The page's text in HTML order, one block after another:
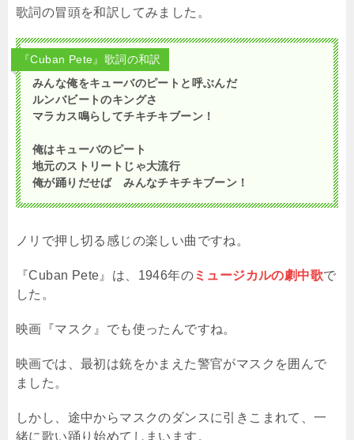
歌詞の冒頭を和訳してみました。
『Cuban Pete』歌詞の和訳
みんな俺をキューバのピートと呼ぶんだ
ルンバビートのキングさ
マラカス鳴らしてチキチキブーン！
俺はキューバのピート
地元のストリートじゃ大流行
俺が踊りだせば みんなチキチキブーン！
ノリで押し切る感じの楽しい曲ですね。
『Cuban Pete』は、1946年のミュージカルの劇中歌で
した。
映画『マスク』でも使ったんですね。
映画では、最初は銃をかまえた警官がマスクを囲んで
ました。
しかし、途中からマスクのダンスに引きこまれて、一
緒に歌い踊り始めてしまいます。